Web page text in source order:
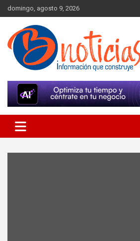
Skip
to
content
domingo, agosto 9, 2026
BNoticias